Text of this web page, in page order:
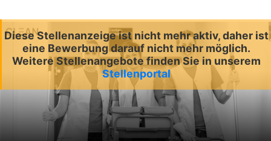
Diese Stellenanzeige ist nicht mehr aktiv, daher ist
eine Bewerbung darauf nicht mehr möglich.
Weitere Stellenangebote finden Sie in unserem
Stellenportal